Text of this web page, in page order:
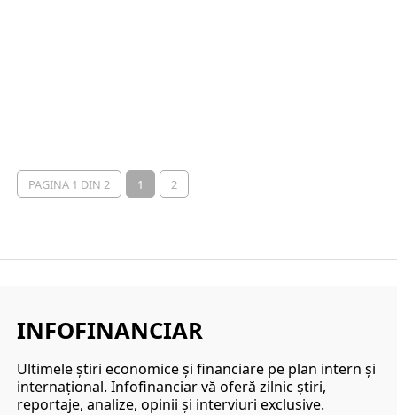
PAGINA 1 DIN 2 1 2
INFOFINANCIAR
Ultimele ştiri economice şi financiare pe plan intern şi
internaţional. Infofinanciar vă oferă zilnic ştiri,
reportaje, analize, opinii şi interviuri exclusive.